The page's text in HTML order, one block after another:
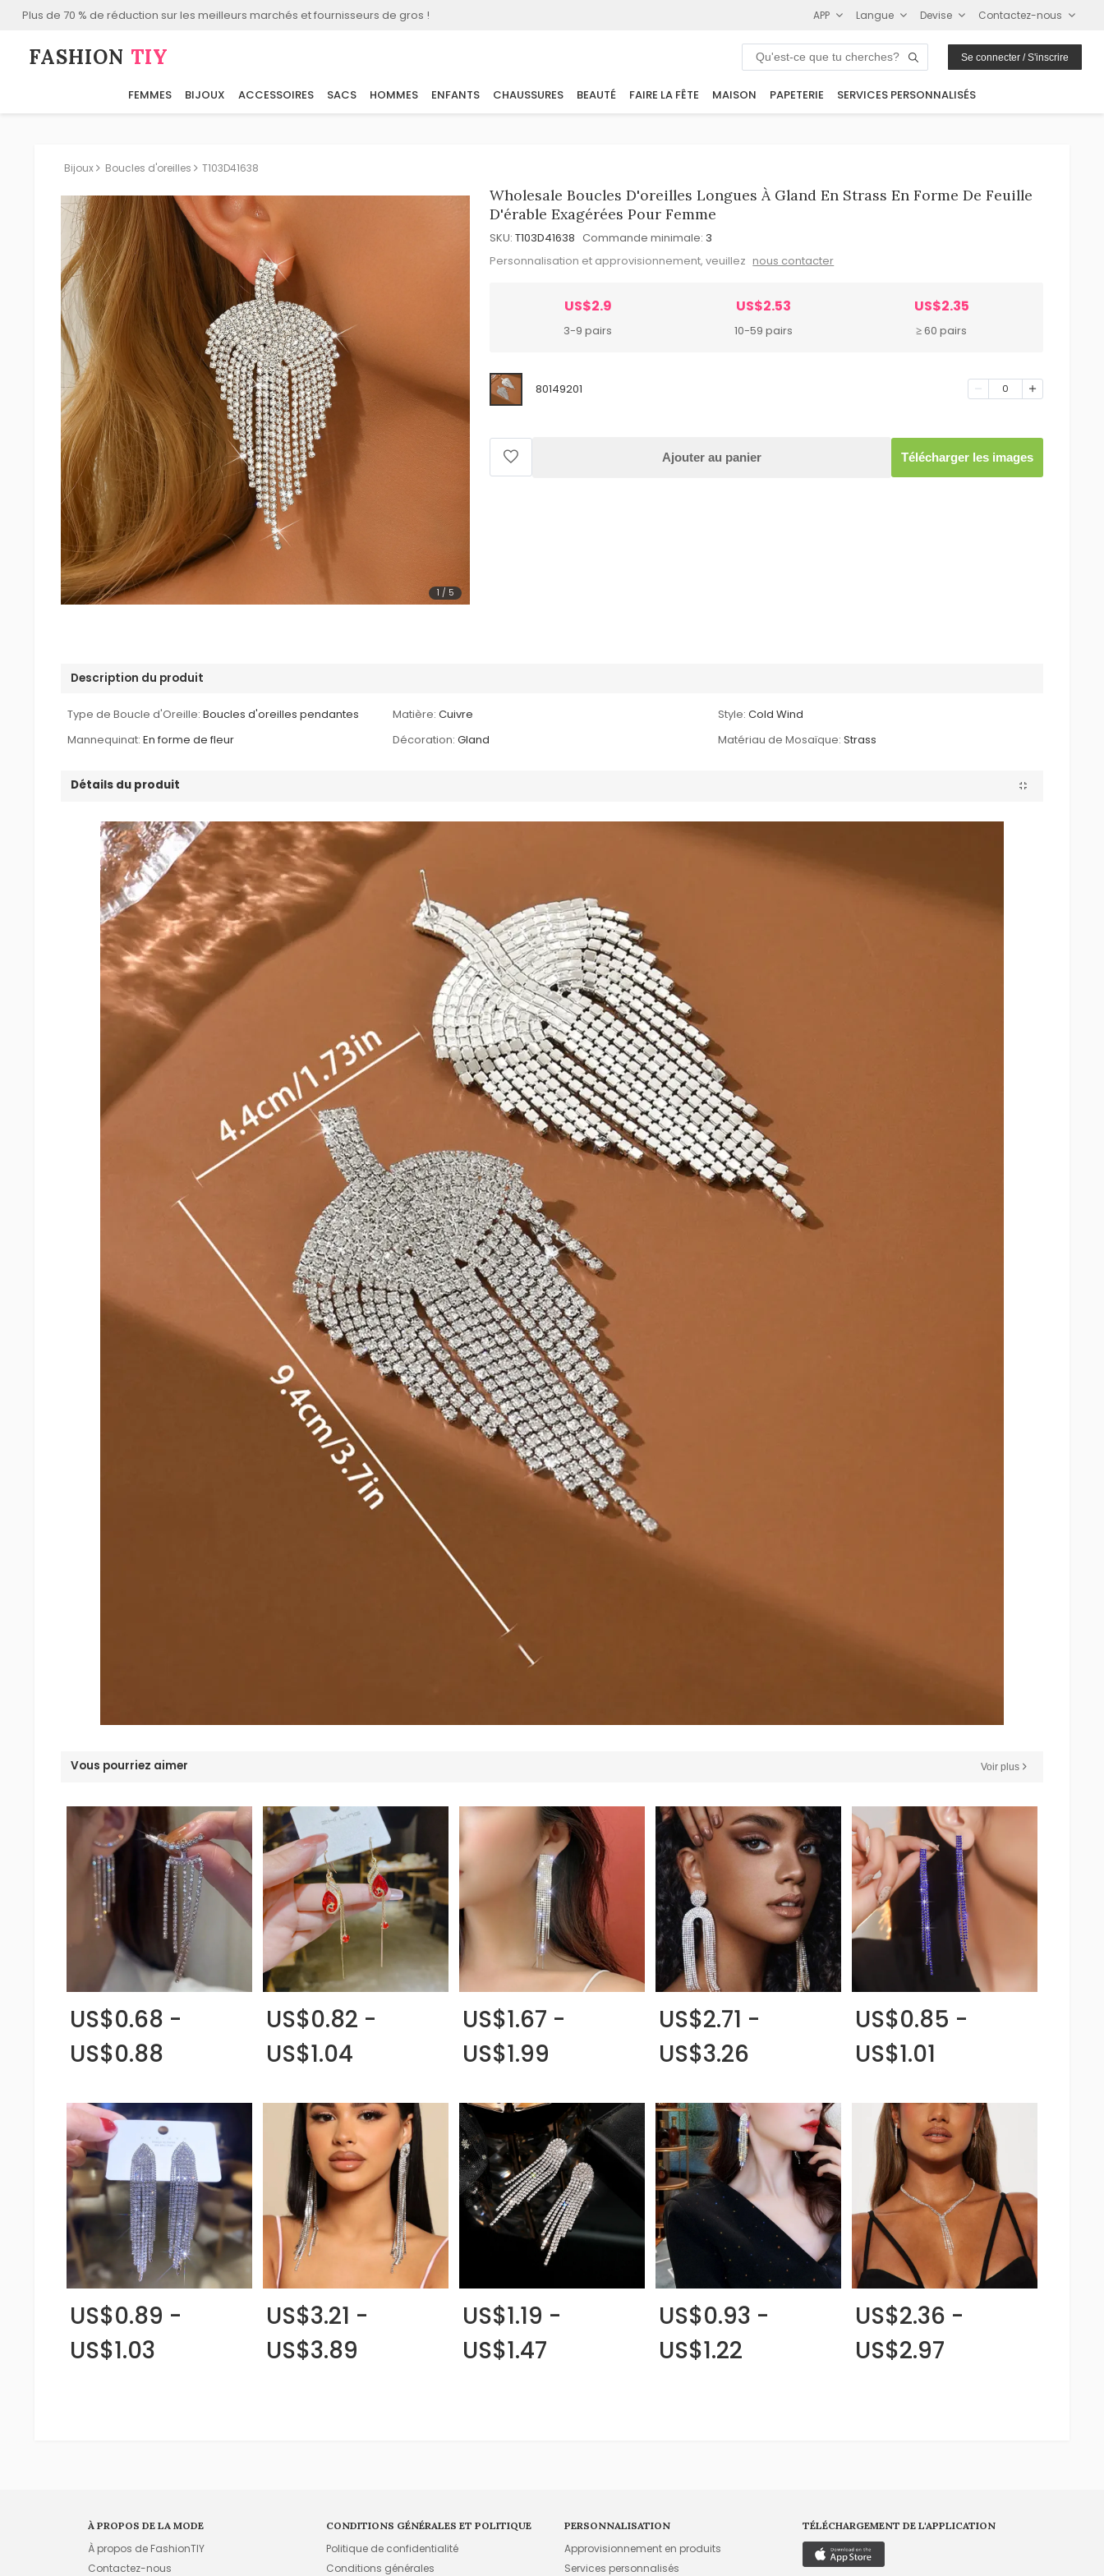
Plus de 70 % de réduction sur les meilleurs marchés et fournisseurs de gros ! APP Langue Devise Contactez-nous
FASHION⁠ TIY Se connecter / S'inscrire
FEMMES BIJOUX ACCESSOIRES SACS HOMMES ENFANTS CHAUSSURES BEAUTÉ FAIRE LA FÊTE MAISON PAPETERIE SERVICES PERSONNALISÉS
Bijoux Boucles d'oreilles T103D41638
1 / 5
Wholesale Boucles D'oreilles Longues À Gland En Strass En Forme De Feuille
D'érable Exagérées Pour Femme
SKU: T103D41638 Commande minimale: 3
Personnalisation et approvisionnement, veuillez nous contacter
US$2.9
3-9 pairs
US$2.53
10-59 pairs
US$2.35
≥ 60 pairs
80149201 0
Ajouter au panier Télécharger les images
Description du produit
Type de Boucle d'Oreille: Boucles d'oreilles pendantes Matière: Cuivre Style: Cold Wind
Mannequinat: En forme de fleur Décoration: Gland Matériau de Mosaïque: Strass
Détails du produit
Vous pourriez aimer Voir plus
US$0.68 -
US$0.88
US$0.82 -
US$1.04
US$1.67 -
US$1.99
US$2.71 -
US$3.26
US$0.85 -
US$1.01
US$0.89 -
US$1.03
US$3.21 -
US$3.89
US$1.19 -
US$1.47
US$0.93 -
US$1.22
US$2.36 -
US$2.97
À PROPOS DE LA MODE
À propos de FashionTIY
Contactez-nous
CONDITIONS GÉNÉRALES ET POLITIQUE
Politique de confidentialité
Conditions générales
PERSONNALISATION
Approvisionnement en produits
Services personnalisés
TÉLÉCHARGEMENT DE L'APPLICATION